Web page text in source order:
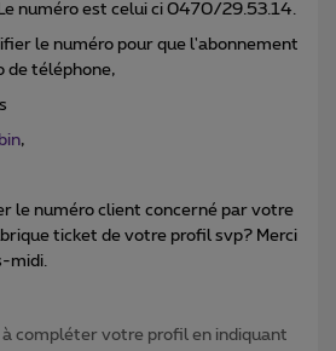
numéro est celui ci 0470/29.53.14.
le numéro pour que l'abonnement
de téléphone,
,
le numéro client concerné par votre
ticket de votre profil svp? Merci
midi.
compléter votre profil en indiquant